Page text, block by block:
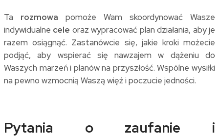
Ta rozmowa pomoże Wam skoordynować Wasze
indywidualne cele oraz wypracować plan działania, aby je
razem osiągnąć. Zastanówcie się, jakie kroki możecie
podjąć, aby wspierać się nawzajem w dążeniu do
Waszych marzeń i planów na przyszłość. Wspólne wysiłki
na pewno wzmocnią Waszą więź i poczucie jedności.
Pytania o zaufanie i